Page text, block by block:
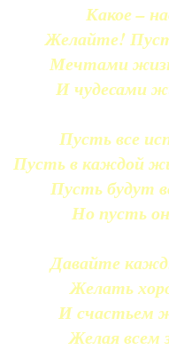
Какое –
Желайте!
Мечтами
И чудесами
Пусть все
Пусть в каждой
Пусть будут
Но пусть
Давайте
Желать
И счастьем
Желая всем